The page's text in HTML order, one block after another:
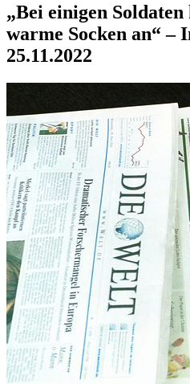
„Bei einigen
warme Socken an“ –
25.11.2022